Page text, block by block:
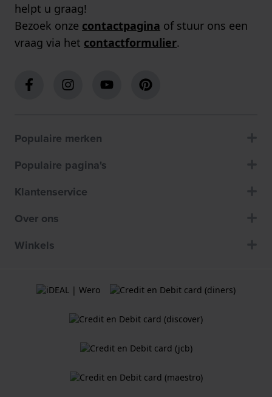
helpt u graag!
Bezoek onze contactpagina of stuur ons een
vraag via het contactformulier.
Populaire merken
Populaire pagina's
Klantenservice
Over ons
Winkels